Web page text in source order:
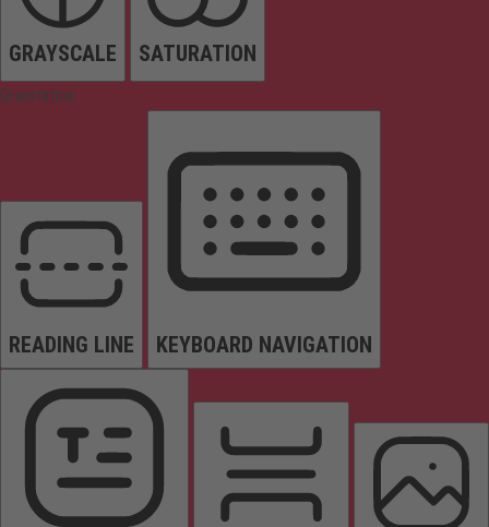
GRAYSCALE SATURATION
Orientation
READING LINE KEYBOARD NAVIGATION